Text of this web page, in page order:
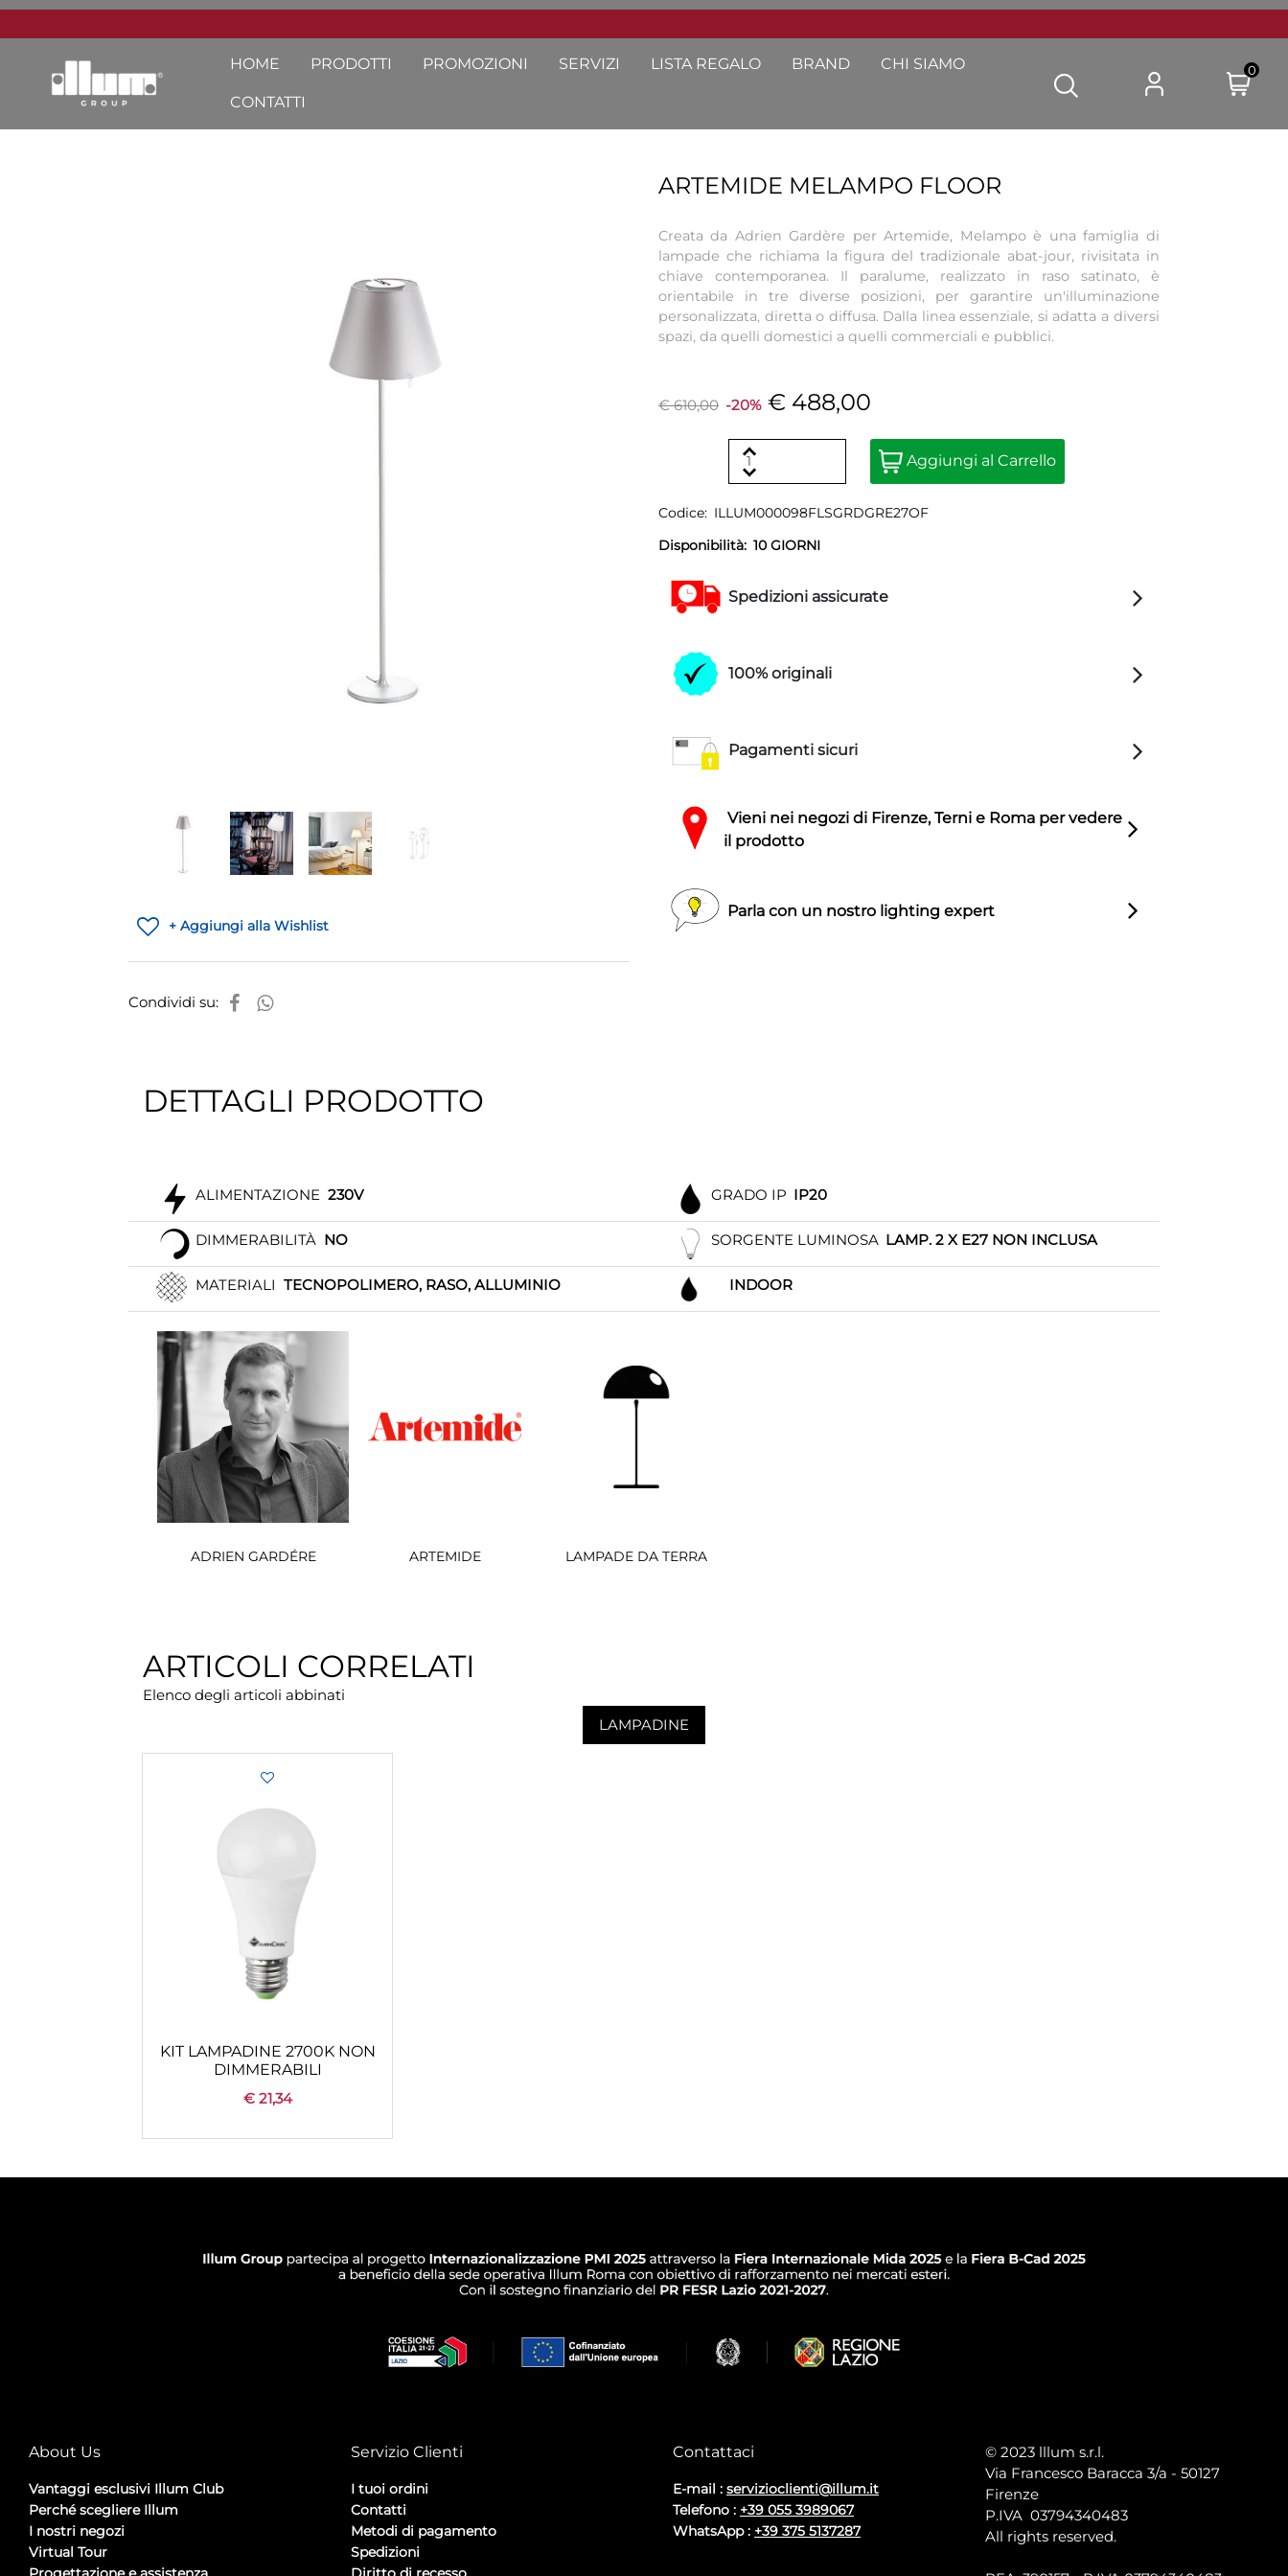
HOME PRODOTTI PROMOZIONI SERVIZI LISTA REGALO BRAND CHI SIAMO
CONTATTI
0
+ Aggiungi alla Wishlist
Condividi su:
ARTEMIDE MELAMPO FLOOR
Creata da Adrien Gardère per Artemide, Melampo è una famiglia di
lampade che richiama la figura del tradizionale abat-jour, rivisitata in
chiave contemporanea. Il paralume, realizzato in raso satinato, è
orientabile in tre diverse posizioni, per garantire un'illuminazione
personalizzata, diretta o diffusa. Dalla linea essenziale, si adatta a diversi
spazi, da quelli domestici a quelli commerciali e pubblici.
€ 610,00 -20% € 488,00
Quantità
Aggiungi al Carrello
Codice: ILLUM000098FLSGRDGRE27OF
Disponibilità: 10 GIORNI
Spedizioni assicurate
100% originali
Pagamenti sicuri
Vieni nei negozi di Firenze, Terni e Roma per vedere
il prodotto
Parla con un nostro lighting expert
DETTAGLI PRODOTTO
ALIMENTAZIONE 230V
DIMMERABILITÀ NO
MATERIALI TECNOPOLIMERO, RASO, ALLUMINIO
GRADO IP IP20
SORGENTE LUMINOSA LAMP. 2 X E27 NON INCLUSA
INDOOR
ADRIEN GARDÉRE ARTEMIDE LAMPADE DA TERRA
ARTICOLI CORRELATI
Elenco degli articoli abbinati
LAMPADINE
Quantità
KIT LAMPADINE 2700K NON
DIMMERABILI
€ 21,34
About Us
Vantaggi esclusivi Illum Club
Perché scegliere Illum
I nostri negozi
Virtual Tour
Servizio Clienti
I tuoi ordini
Contatti
Metodi di pagamento
Spedizioni
Contattaci
E-mail : servizioclienti@illum.it
Telefono : +39 055 3989067
WhatsApp : +39 375 5137287
© 2023 lllum s.r.l.
Via Francesco Baracca 3/a - 50127
Firenze
P.IVA 03794340483
All rights reserved.